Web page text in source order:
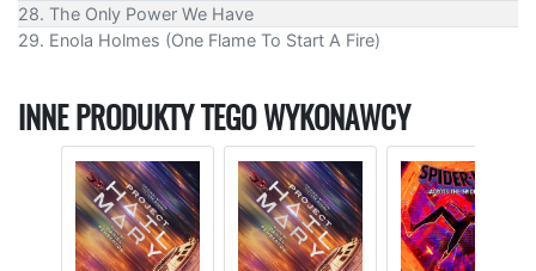
28. The Only Power We Have
29. Enola Holmes (One Flame To Start A Fire)
INNE PRODUKTY TEGO WYKONAWCY